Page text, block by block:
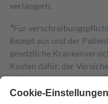
verlängern.
4Für
Rezept aus und der
gesetzliche
Kosten dafür, der
mit.
Grundsätzlich leisten